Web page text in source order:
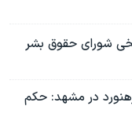
شورای حقوق بشر
در مشهد: حکم